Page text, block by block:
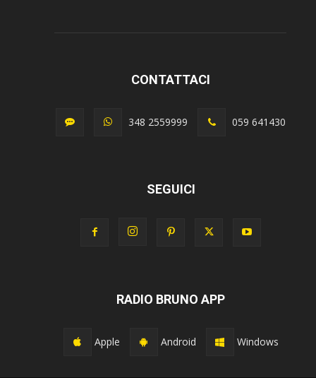
CONTATTACI
348 2559999 059 641430
SEGUICI
RADIO BRUNO APP
Apple Android Windows